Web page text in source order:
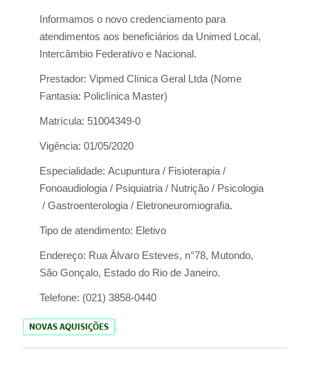
Informamos o novo credenciamento para
atendimentos aos beneficiários da Unimed Local,
Intercâmbio Federativo e Nacional.
Prestador: Vipmed Clínica Geral Ltda (Nome
Fantasia: Policlínica Master)
Matrícula: 51004349-0
Vigência: 01/05/2020
Especialidade: Acupuntura / Fisioterapia /
Fonoaudiologia / Psiquiatria / Nutrição / Psicologia
/ Gastroenterologia / Eletroneuromiografia.
Tipo de atendimento: Eletivo
Endereço: Rua Àlvaro Esteves, n°78, Mutondo,
São Gonçalo, Estado do Rio de Janeiro.
Telefone: (021) 3858-0440
NOVAS AQUISIÇÕES